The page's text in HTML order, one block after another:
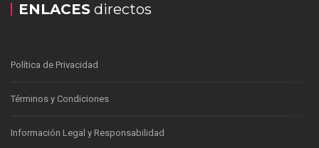
ENLACES directos
Política de Privacidad
Términos y Condiciones
Información Legal y Responsabilidad